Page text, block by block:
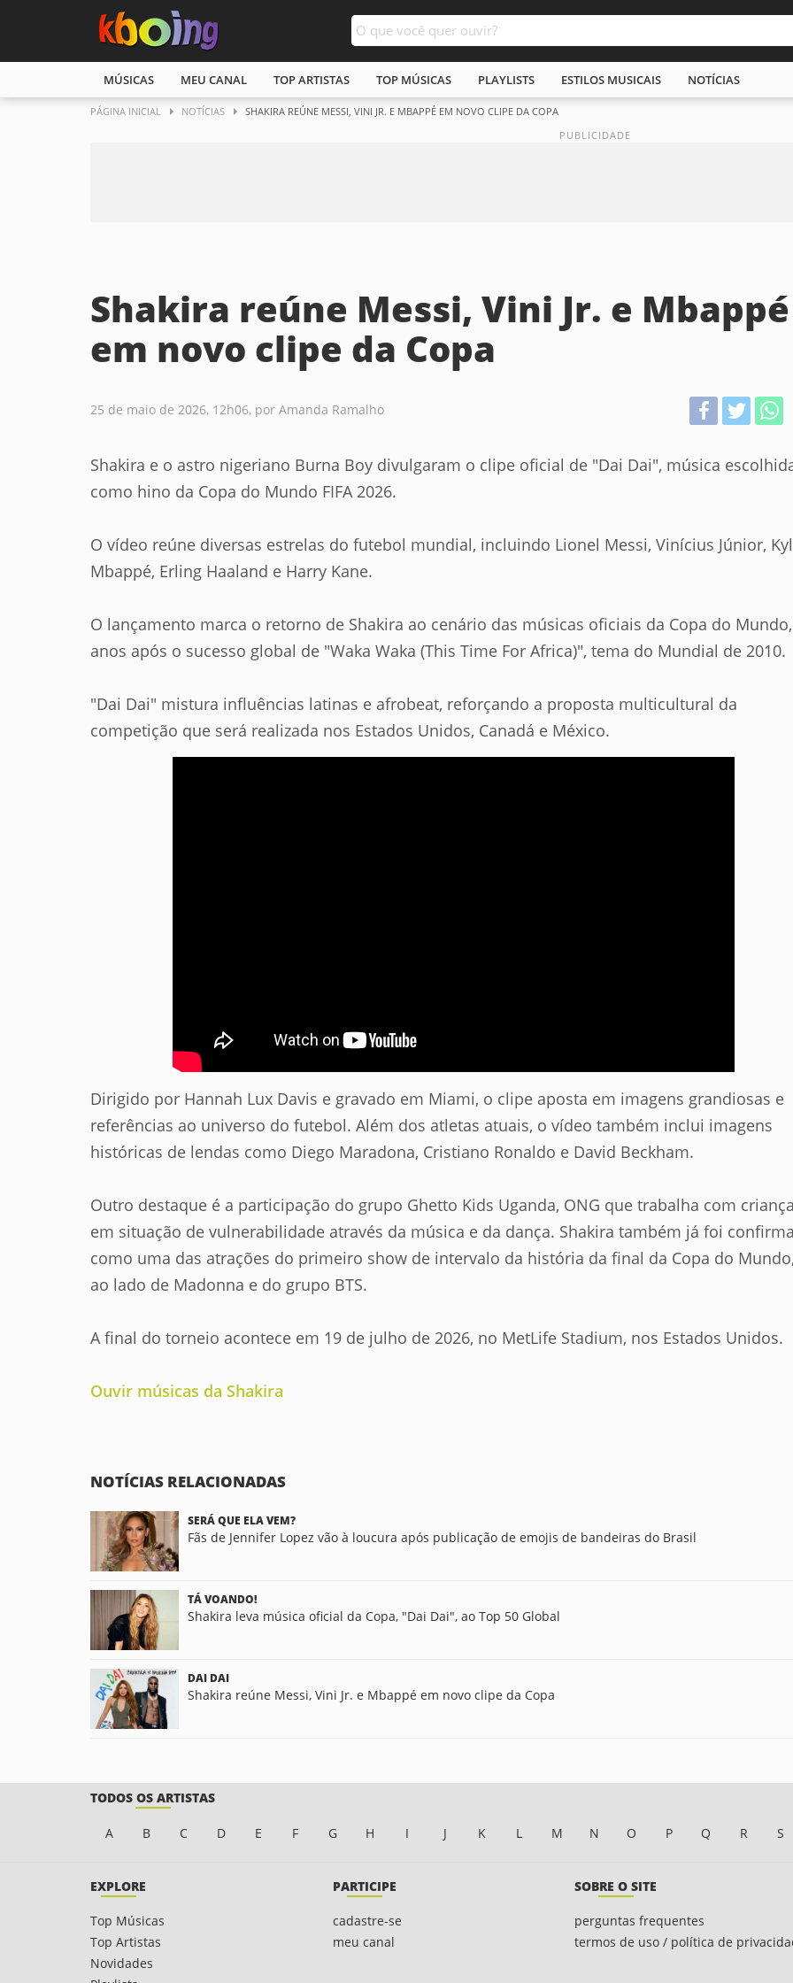
MÚSICAS MEU CANAL TOP ARTISTAS TOP MÚSICAS PLAYLISTS ESTILOS MUSICAIS NOTÍCIAS
PÁGINA INICIAL NOTÍCIAS SHAKIRA REÚNE MESSI, VINI JR. E MBAPPÉ EM NOVO CLIPE DA COPA
Shakira reúne Messi, Vini Jr. e Mbappé
em novo clipe da Copa
25 de maio de 2026, 12h06, por Amanda Ramalho
Shakira e o astro nigeriano Burna Boy divulgaram o clipe oficial de "Dai Dai", música
como hino da Copa do Mundo FIFA 2026.
O vídeo reúne diversas estrelas do futebol mundial, incluindo Lionel Messi, Vinícius Júnior,
Mbappé, Erling Haaland e Harry Kane.
O lançamento marca o retorno de Shakira ao cenário das músicas oficiais da Copa do
anos após o sucesso global de "Waka Waka (This Time For Africa)", tema do Mundial de 2010.
"Dai Dai" mistura influências latinas e afrobeat, reforçando a proposta multicultural da
competição que será realizada nos Estados Unidos, Canadá e México.
Dirigido por Hannah Lux Davis e gravado em Miami, o clipe aposta em imagens grandiosas e
referências ao universo do futebol. Além dos atletas atuais, o vídeo também inclui imagens
históricas de lendas como Diego Maradona, Cristiano Ronaldo e David Beckham.
Outro destaque é a participação do grupo Ghetto Kids Uganda, ONG que trabalha com
em situação de vulnerabilidade através da música e da dança. Shakira também já foi
como uma das atrações do primeiro show de intervalo da história da final da Copa do Mundo,
ao lado de Madonna e do grupo BTS.
A final do torneio acontece em 19 de julho de 2026, no MetLife Stadium, nos Estados Unidos.
Ouvir músicas da Shakira
NOTÍCIAS RELACIONADAS
SERÁ QUE ELA VEM?
Fãs de Jennifer Lopez vão à loucura após publicação de emojis de bandeiras do Brasil
TÁ VOANDO!
Shakira leva música oficial da Copa, "Dai Dai", ao Top 50 Global
DAI DAI
Shakira reúne Messi, Vini Jr. e Mbappé em novo clipe da Copa
TODOS OS ARTISTAS
A B C D E F G H I J K L M N O P Q R S
EXPLORE
Top Músicas
Top Artistas
Novidades
PARTICIPE
cadastre-se
meu canal
SOBRE O SITE
perguntas frequentes
termos de uso / política de